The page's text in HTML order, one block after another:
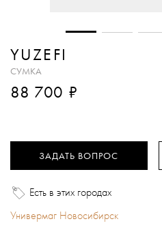
YUZEFI
СУМКА
88 700 ₽
ЗАДАТЬ ВОПРОС
Есть в этих городах
Универмаг Новосибирск